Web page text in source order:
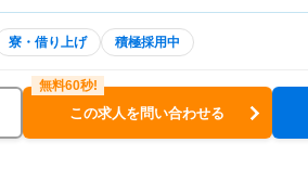
寮・借り上げ 積極採用中
この求人を問い合わせる